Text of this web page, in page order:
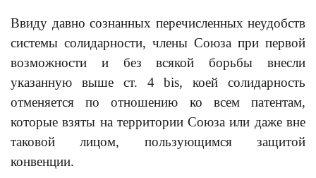
Ввиду давно сознанных перечисленных неудобств
системы солидарности, члены Союза при первой
возможности и без всякой борьбы внесли
указанную выше ст. 4 bis, коей солидарность
отменяется по отношению ко всем патентам,
которые взяты на территории Союза или даже вне
таковой лицом, пользующимся защитой
конвенции.